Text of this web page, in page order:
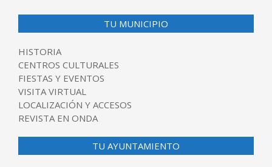
TU MUNICIPIO
HISTORIA
CENTROS CULTURALES
FIESTAS Y EVENTOS
VISITA VIRTUAL
LOCALIZACIÓN Y ACCESOS
REVISTA EN ONDA
TU AYUNTAMIENTO